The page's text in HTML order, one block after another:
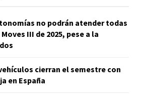
no podrán atender todas
III de 2025, pese a la
cierran el semestre con
en España